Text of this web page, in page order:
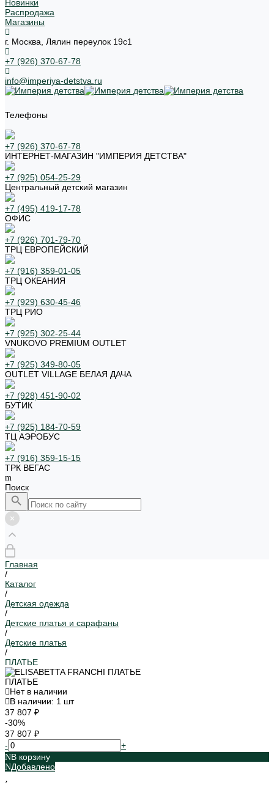
Новинки
Распродажа
Магазины
г. Москва, Лялин переулок 19с1
+7 (926) 370-67-78
info@imperiya-detstva.ru
Телефоны
+7 (926) 370-67-78
ИНТЕРНЕТ-МАГАЗИН "ИМПЕРИЯ ДЕТСТВА"
+7 (925) 054-25-29
Центральный детский магазин
+7 (495) 419-17-78
ОФИС
+7 (926) 701-79-70
ТРЦ ЕВРОПЕЙСКИЙ
+7 (916) 359-01-05
ТРЦ ОКЕАНИЯ
+7 (929) 630-45-46
ТРЦ РИО
+7 (925) 302-25-44
VNUKOVO PREMIUM OUTLET
+7 (925) 349-80-05
OUTLET VILLAGE БЕЛАЯ ДАЧА
+7 (928) 451-90-02
БУТИК
+7 (925) 184-70-59
ТЦ АЭРОБУС
+7 (916) 359-15-15
ТРК ВЕГАС
Поиск
Главная
/
Каталог
/
Детская одежда
/
Детские платья и сарафаны
/
Детские платья
/
ПЛАТЬЕ
ПЛАТЬЕ
Нет в наличии
В наличии: 1 шт
37 807 ₽
-30%
37 807 ₽
-
+
В корзину
Добавлено